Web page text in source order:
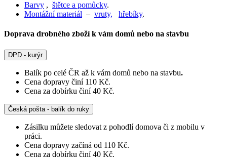
Barvy , štětce a pomůcky.
Montážní materiál – vruty, hřebíky.
Doprava drobného zboží k vám domů nebo na stavbu
DPD - kurýr
Balík po celé ČR až k vám domů nebo na stavbu.
Cena dopravy činí 110 Kč.
Cena za dobírku činí 40 Kč.
Česká pošta - balík do ruky
Zásilku můžete sledovat z pohodlí domova či z mobilu v
práci.
Cena dopravy začíná od 110 Kč.
Cena za dobírku činí 40 Kč.